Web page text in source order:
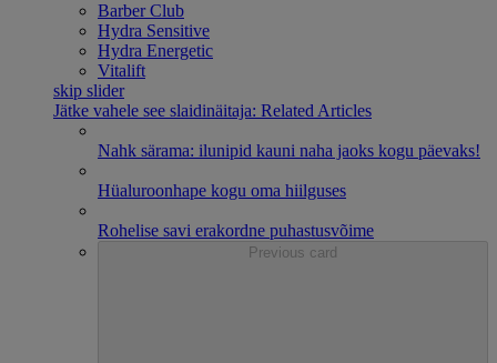
Barber Club
Hydra Sensitive
Hydra Energetic
Vitalift
skip slider
Jätke vahele see slaidinäitaja: Related Articles
Nahk särama: ilunipid kauni naha jaoks kogu päevaks!
Hüaluroonhape kogu oma hiilguses
Rohelise savi erakordne puhastusvõime
Previous card